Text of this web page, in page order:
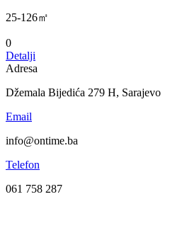
25-126㎡
0
Detalji
Adresa
Džemala Bijedića 279 H, Sarajevo
Email
info@ontime.ba
Telefon
061 758 287